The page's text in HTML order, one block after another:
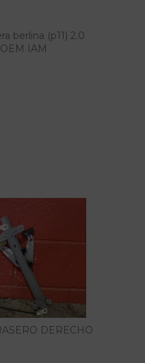
berlina (p11) 2.0
IAM
DERECHO